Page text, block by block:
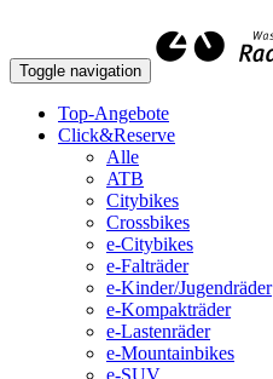
Toggle navigation
Top-Angebote
Click&Reserve
Alle
ATB
Citybikes
Crossbikes
e-Citybikes
e-Falträder
e-Kinder/Jugendräder
e-Kompakträder
e-Lastenräder
e-Mountainbikes
e-SUV